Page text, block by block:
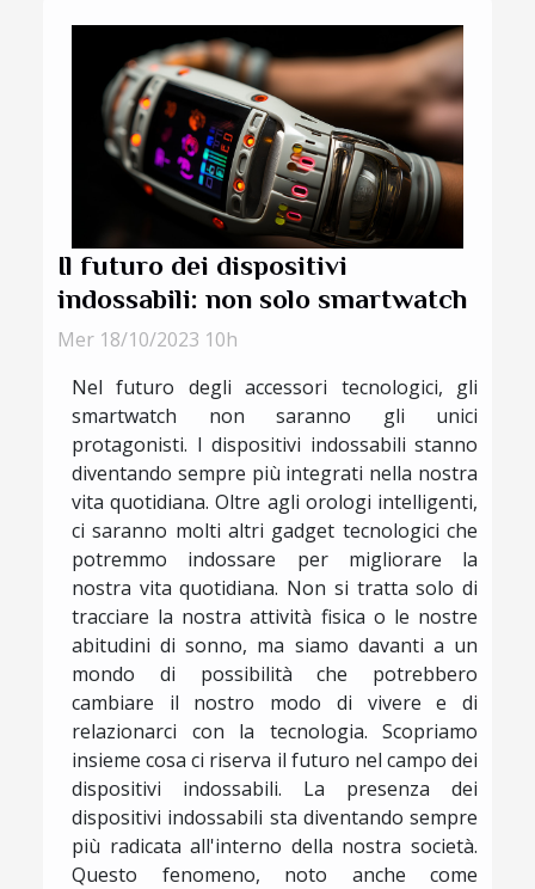
Il futuro dei dispositivi
indossabili: non solo smartwatch
Mer 18/10/2023 10h
Nel futuro degli accessori tecnologici, gli
smartwatch non saranno gli unici
protagonisti. I dispositivi indossabili stanno
diventando sempre più integrati nella nostra
vita quotidiana. Oltre agli orologi intelligenti,
ci saranno molti altri gadget tecnologici che
potremmo indossare per migliorare la
nostra vita quotidiana. Non si tratta solo di
tracciare la nostra attività fisica o le nostre
abitudini di sonno, ma siamo davanti a un
mondo di possibilità che potrebbero
cambiare il nostro modo di vivere e di
relazionarci con la tecnologia. Scopriamo
insieme cosa ci riserva il futuro nel campo dei
dispositivi indossabili. La presenza dei
dispositivi indossabili sta diventando sempre
più radicata all'interno della nostra società.
Questo fenomeno, noto anche come